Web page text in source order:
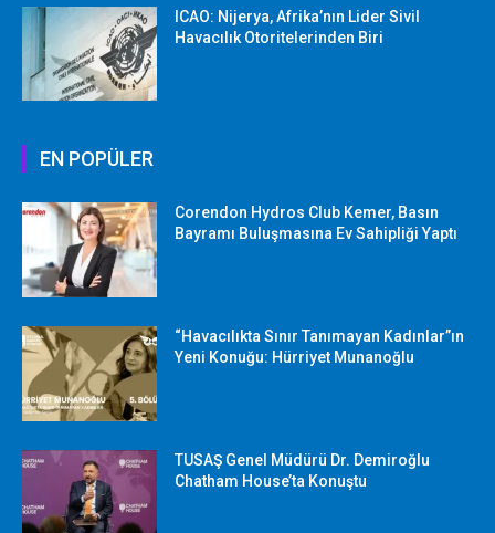
ICAO: Nijerya, Afrika’nın Lider Sivil
Havacılık Otoritelerinden Biri
EN POPÜLER
Corendon Hydros Club Kemer, Basın
Bayramı Buluşmasına Ev Sahipliği Yaptı
“Havacılıkta Sınır Tanımayan Kadınlar”ın
Yeni Konuğu: Hürriyet Munanoğlu
TUSAŞ Genel Müdürü Dr. Demiroğlu
Chatham House’ta Konuştu